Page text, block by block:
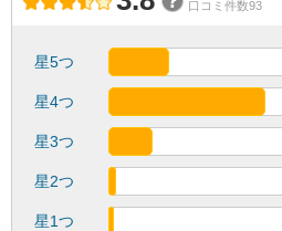
口コミ件数93
星5つ
星4つ
星3つ
星2つ
星1つ